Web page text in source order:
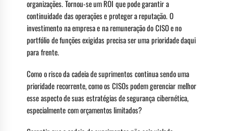
organizações. Tornou-se um ROI que pode garantir a
continuidade das operações e proteger a reputação. O
investimento na empresa e na remuneração do CISO e no
portfólio de funções exigidas precisa ser uma prioridade daqui
para frente.
Como o risco da cadeia de suprimentos continua sendo uma
prioridade recorrente, como os CISOs podem gerenciar melhor
esse aspecto de suas estratégias de segurança cibernética,
especialmente com orçamentos limitados?